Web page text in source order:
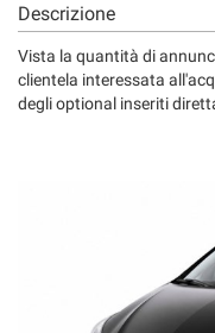
Descrizione
Vista la quantità di
clientela interessata
degli optional inseriti